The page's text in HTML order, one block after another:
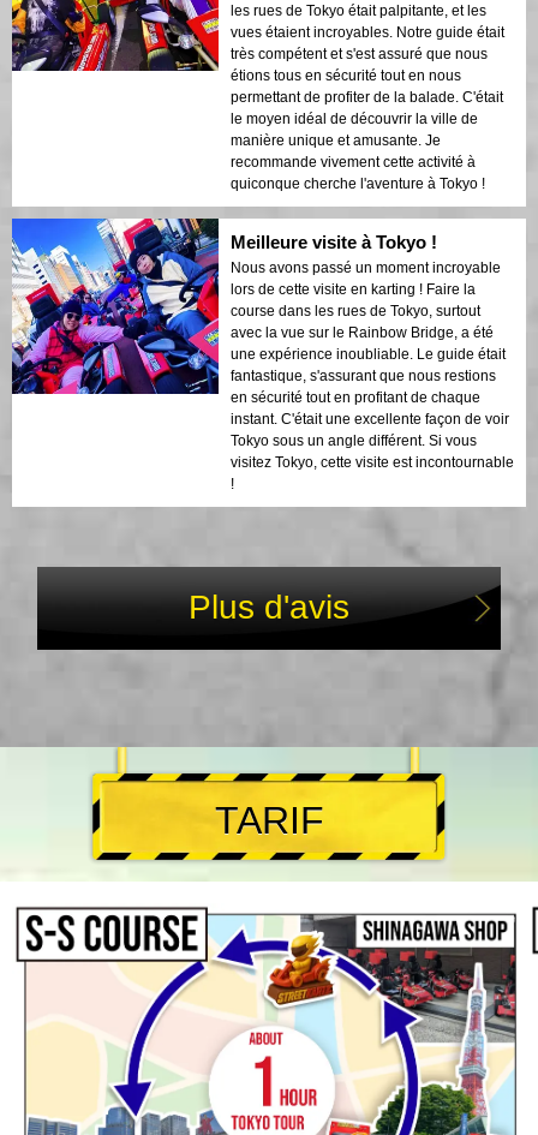
les rues de Tokyo était palpitante, et les
vues étaient incroyables. Notre guide était
très compétent et s'est assuré que nous
étions tous en sécurité tout en nous
permettant de profiter de la balade. C'était
le moyen idéal de découvrir la ville de
manière unique et amusante. Je
recommande vivement cette activité à
quiconque cherche l'aventure à Tokyo !
Meilleure visite à Tokyo !
Nous avons passé un moment incroyable
lors de cette visite en karting ! Faire la
course dans les rues de Tokyo, surtout
avec la vue sur le Rainbow Bridge, a été
une expérience inoubliable. Le guide était
fantastique, s'assurant que nous restions
en sécurité tout en profitant de chaque
instant. C'était une excellente façon de voir
Tokyo sous un angle différent. Si vous
visitez Tokyo, cette visite est incontournable
!
Plus d'avis
TARIF